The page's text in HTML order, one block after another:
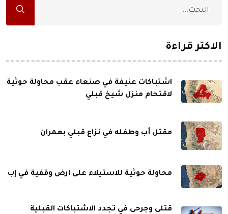
الاكثر قراءة
اشتباكات عنيفة في صنعاء عقب محاولة حوثية
لاقتحام منزل شيخ قبلي
مقتل أب وطفله في نزاع قبلي بعمران
محاولة حوثية للاستيلاء على أرض وقفية في إب
قتلى وجرحى في تجدد الاشتباكات القبلية